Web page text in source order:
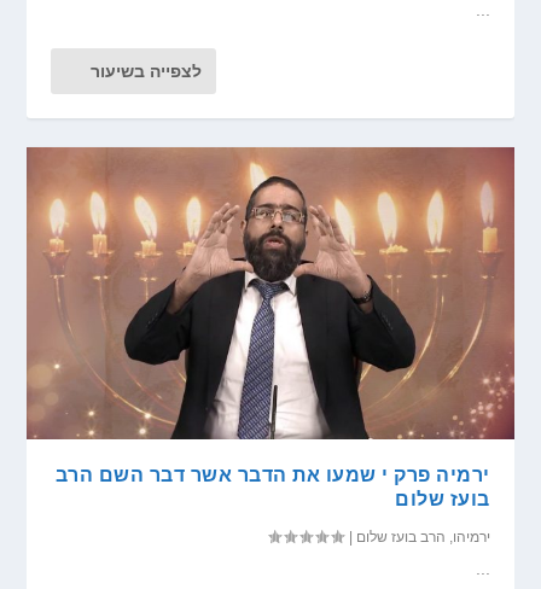
לצפייה בשיעור
ירמיה פרק י שמעו את הדבר אשר דבר השם הרב
בועז שלום
ירמיהו הרב בועז שלום |